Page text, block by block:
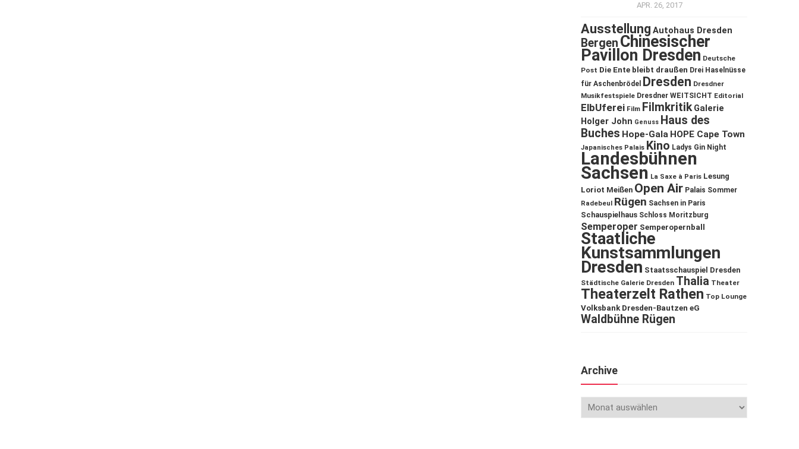
APR. 26, 2017
Ausstellung Autohaus Dresden
Bergen Chinesischer
Pavillon Dresden Deutsche
Post Die Ente bleibt draußen Drei Haselnüsse
für Aschenbrödel
Dresden Dresdner
Musikfestspiele Dresdner WEITSICHT Editorial
ElbUferei Film Filmkritik Galerie
Holger John Genuss Haus des
Buches Hope-Gala HOPE Cape Town
Japanisches Palais Kino Ladys Gin Night
Landesbühnen
Sachsen La Saxe à Paris Lesung
Loriot Meißen Open Air Palais Sommer
Radebeul Rügen Sachsen in Paris
Schauspielhaus Schloss Moritzburg
Semperoper Semperopernball
Staatliche
Kunstsammlungen
Dresden Staatsschauspiel Dresden
Städtische Galerie Dresden Thalia Theater
Theaterzelt Rathen Top Lounge
Volksbank Dresden-Bautzen eG
Waldbühne Rügen
Archive